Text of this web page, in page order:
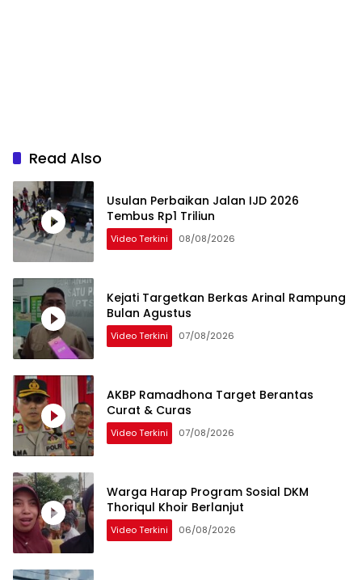
Read Also
Usulan Perbaikan Jalan IJD 2026
Tembus Rp1 Triliun
Video Terkini 08/08/2026
Kejati Targetkan Berkas Arinal Rampung
Bulan Agustus
Video Terkini 07/08/2026
AKBP Ramadhona Target Berantas
Curat & Curas
Video Terkini 07/08/2026
Warga Harap Program Sosial DKM
Thoriqul Khoir Berlanjut
Video Terkini 06/08/2026